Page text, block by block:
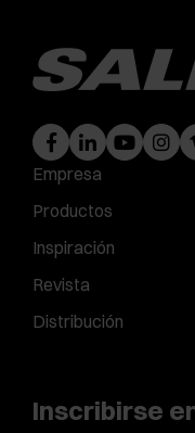
Empresa
Productos
Inspiración
Revista
Distribución
Inscribirse